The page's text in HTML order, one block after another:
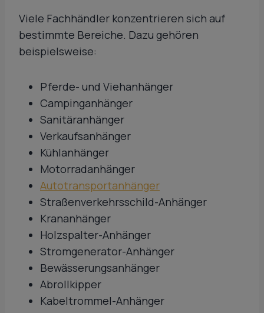
Viele Fachhändler konzentrieren sich auf
bestimmte Bereiche. Dazu gehören
beispielsweise:
Pferde- und Viehanhänger
Campinganhänger
Sanitäranhänger
Verkaufsanhänger
Kühlanhänger
Motorradanhänger
Autotransportanhänger
Straßenverkehrsschild-Anhänger
Krananhänger
Holzspalter-Anhänger
Stromgenerator-Anhänger
Bewässerungsanhänger
Abrollkipper
Kabeltrommel-Anhänger